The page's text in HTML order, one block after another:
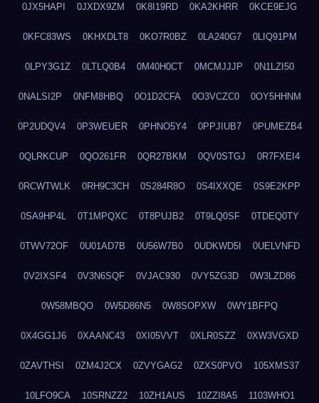
0JX5HAPI 0JXDX9ZM 0K8I19RD 0KA2KHRR 0KCE9EJG
0KFC83WS 0KHXDLT8 0KO7R0BZ 0LA240G7 0LIQ91PM
0LPY3G1Z 0LTLQ0B4 0M40H0CT 0MCMJJJP 0N1LZI50
0NALSI2P 0NFM8HBQ 0O1D2CFA 0O3VCZC0 0OY5HHNM
0P2UDQV4 0P3WEUER 0PHNO5Y4 0PPJIUB7 0PUMEZB4
0QLRKCUP 0QO261FR 0QR27BKM 0QV0STGJ 0R7FXEI4
0RCWTWLK 0RH9C3CH 0S284R8O 0S4IXXQE 0S9E2KPP
0SA9HP4L 0T1MPQXC 0T8PUJB2 0T9LQ0SF 0TDEQ0TY
0TWV72OF 0U01AD7B 0U56W7B0 0UDKWD5I 0UELVNFD
0V2IXSF4 0V3N6SQF 0VJAC930 0VY5ZG3D 0W3LZD86
0W58MBQO 0W5D86N5 0W8SOPXW 0WY1BFPQ
0X4GG1J6 0XAANC43 0XI05VVT 0XLR0SZZ 0XW3VGXD
0ZAVTHSI 0ZM4J2CX 0ZVYGAG2 0ZXS0PVO 105XMS37
10LFO9CA 10SRNZZ2 10ZH1AUS 10ZZI8A5 1103WHO1